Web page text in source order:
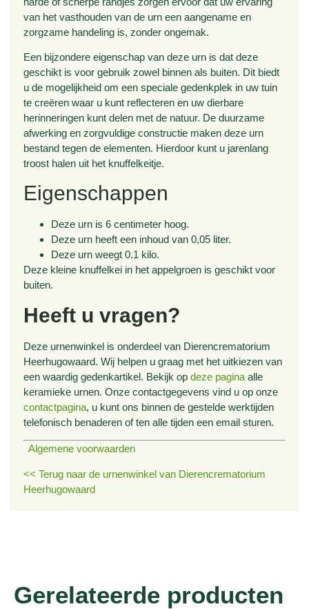
van het vasthouden van de urn een aangename en
zorgzame handeling is, zonder ongemak.
Een bijzondere eigenschap van deze urn is dat deze
geschikt is voor gebruik zowel binnen als buiten. Dit biedt
u de mogelijkheid om een speciale gedenkplek in uw tuin
te creëren waar u kunt reflecteren en uw dierbare
herinneringen kunt delen met de natuur. De duurzame
afwerking en zorgvuldige constructie maken deze urn
bestand tegen de elementen. Hierdoor kunt u jarenlang
troost halen uit het knuffelkeitje.
Eigenschappen
Deze urn is 6 centimeter hoog.
Deze urn heeft een inhoud van 0,05 liter.
Deze urn weegt 0.1 kilo.
Deze kleine knuffelkei in het appelgroen is geschikt voor
buiten.
Heeft u vragen?
Deze urnenwinkel is onderdeel van Dierencrematorium
Heerhugowaard. Wij helpen u graag met het uitkiezen van
een waardig gedenkartikel. Bekijk opdeze pagina alle
keramieke urnen. Onze contactgegevens vind u op onze
contactpagina, u kunt ons binnen de gestelde werktijden
telefonisch benaderen of ten alle tijden een email sturen.
Algemene voorwaarden
<< Terug naar de urnenwinkel van Dierencrematorium
Heerhugowaard
Gerelateerde producten